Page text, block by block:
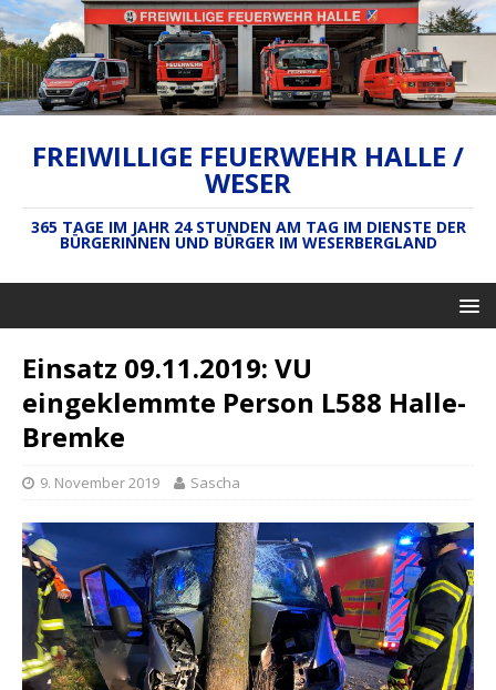
FREIWILLIGE FEUERWEHR HALLE /
WESER
365 TAGE IM JAHR 24 STUNDEN AM TAG IM DIENSTE DER
BÜRGERINNEN UND BÜRGER IM WESERBERGLAND
Einsatz 09.11.2019: VU
eingeklemmte Person L588 Halle-
Bremke
9. November 2019 Sascha